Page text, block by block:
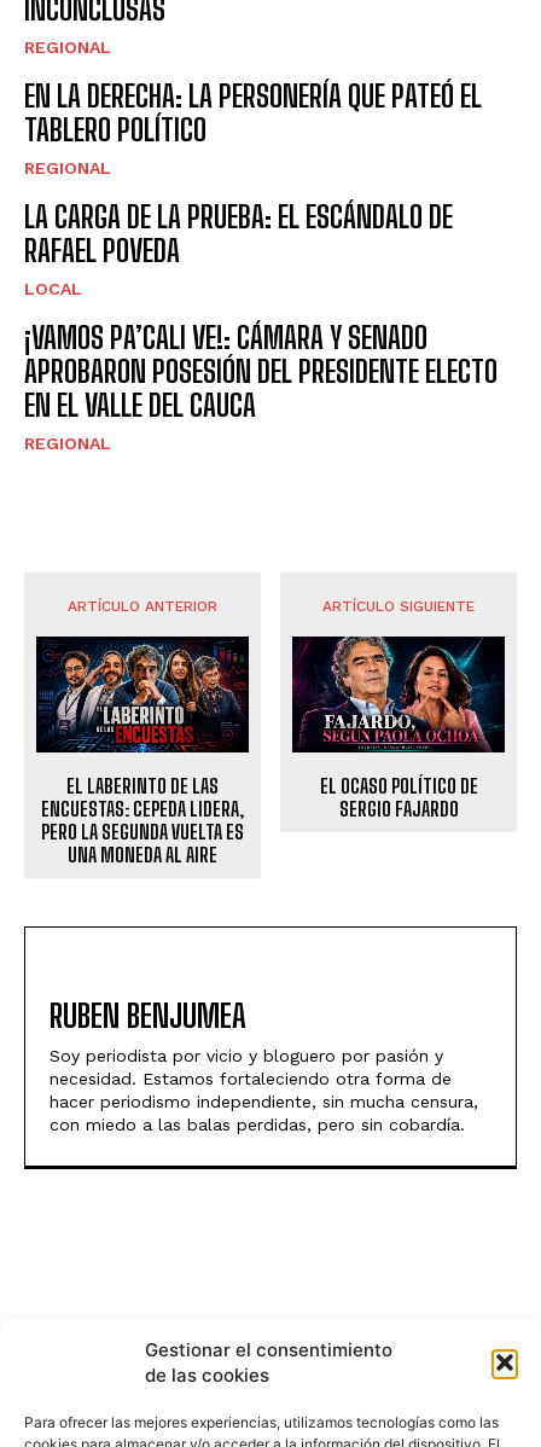
Gestionar el consentimiento
de las cookies
Para ofrecer las mejores experiencias, utilizamos tecnologías como las
INCONCLUSAS
REGIONAL
EN LA DERECHA: LA PERSONERÍA QUE PATEÓ EL
TABLERO POLÍTICO
REGIONAL
LA CARGA DE LA PRUEBA: EL ESCÁNDALO DE
RAFAEL POVEDA
LOCAL
¡VAMOS PA’CALI VE!: CÁMARA Y SENADO
APROBARON POSESIÓN DEL PRESIDENTE ELECTO
EN EL VALLE DEL CAUCA
REGIONAL
ARTÍCULO ANTERIOR
EL LABERINTO DE LAS
ENCUESTAS: CEPEDA LIDERA,
PERO LA SEGUNDA VUELTA ES
UNA MONEDA AL AIRE
ARTÍCULO SIGUIENTE
EL OCASO POLÍTICO DE
SERGIO FAJARDO
RUBEN BENJUMEA
Soy periodista por vicio y bloguero por pasión y
necesidad. Estamos fortaleciendo otra forma de
hacer periodismo independiente, sin mucha censura,
con miedo a las balas perdidas, pero sin cobardía.